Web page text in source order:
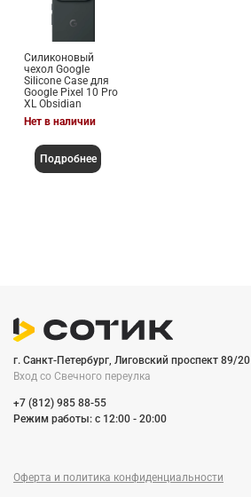
Силиконовый
чехол Google
Silicone Case для
Google Pixel 10 Pro
XL Obsidian
Нет в наличии
Подробнее
г. Санкт-Петербург, Лиговский проспект 89/20
Вход со Cвечного переулка
+7 (812) 985 88-55
Режим работы: c 12:00 - 20:00
Оферта и политика конфиденциальности